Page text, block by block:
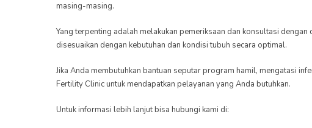
masing-masing.
Yang terpenting adalah melakukan pemeriksaan dan konsultasi
disesuaikan dengan kebutuhan dan kondisi tubuh secara optimal.
Jika Anda membutuhkan bantuan seputar program hamil, mengatasi
Fertility Clinic untuk mendapatkan pelayanan yang Anda butuhkan.
Untuk informasi lebih lanjut bisa hubungi kami di: